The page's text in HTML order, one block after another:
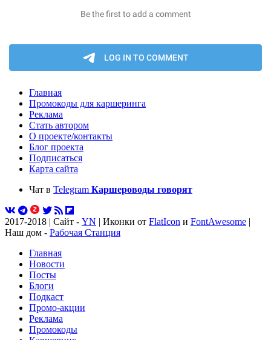
Главная
Промокоды для каршеринга
Реклама
Стать автором
О проекте/контакты
Блог проекта
Подписаться
Карта сайта
Чат в Telegram Каршероводы говорят
2017-2018 | Сайт - YN | Иконки от FlatIcon и FontAwesome |
Наш дом - Рабочая Станция
Главная
Новости
Посты
Блоги
Подкаст
Промо-акции
Реклама
Промокоды